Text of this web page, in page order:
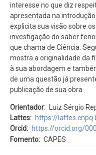
interesse no que diz
apresentada na
explicita sua visão sobre
investigação do saber
que chama de Ciência.
mostra a originalidade da
à sua abordagem e
de uma questão já
publicação de sua obra.
Orientador
Luiz Sérgio
Lattes
https://
Orcid
https://orcid.org/
Fomento
CAPES